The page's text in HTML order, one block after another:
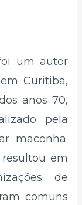
um autor
Curitiba,
anos 70,
pela
maconha.
em
de
comuns